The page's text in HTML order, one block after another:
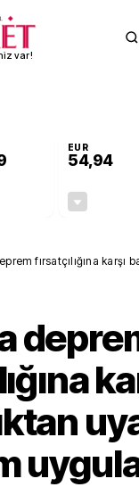
var!
EUR
54,94
fırsatçılığına karşı